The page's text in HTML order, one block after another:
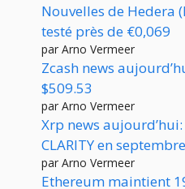
Nouvelles de Hedera
testé près de €0,069
par Arno Vermeer
Zcash news
$509.53
par Arno Vermeer
Xrp news
CLARITY en septembre
par Arno Vermeer
Ethereum maintient